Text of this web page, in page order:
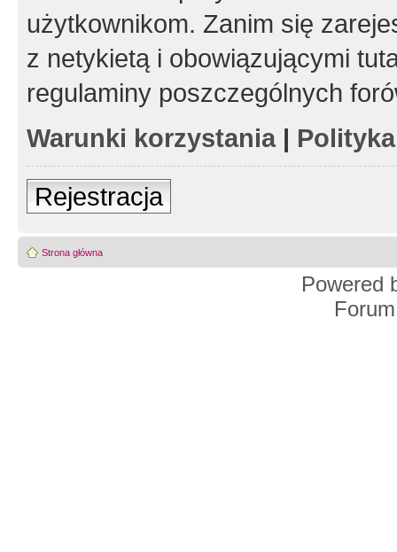
użytkownikom. Zanim się
z netykietą i obowiązującymi
regulaminy poszczególnych
Warunki korzystania|
Rejestracja
Strona główna
Powered